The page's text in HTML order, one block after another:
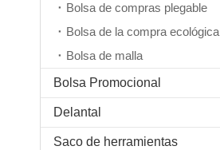
Bolsa de compras plegable
Bolsa de la compra ecológica
Bolsa de malla
Bolsa Promocional
Delantal
Saco de herramientas